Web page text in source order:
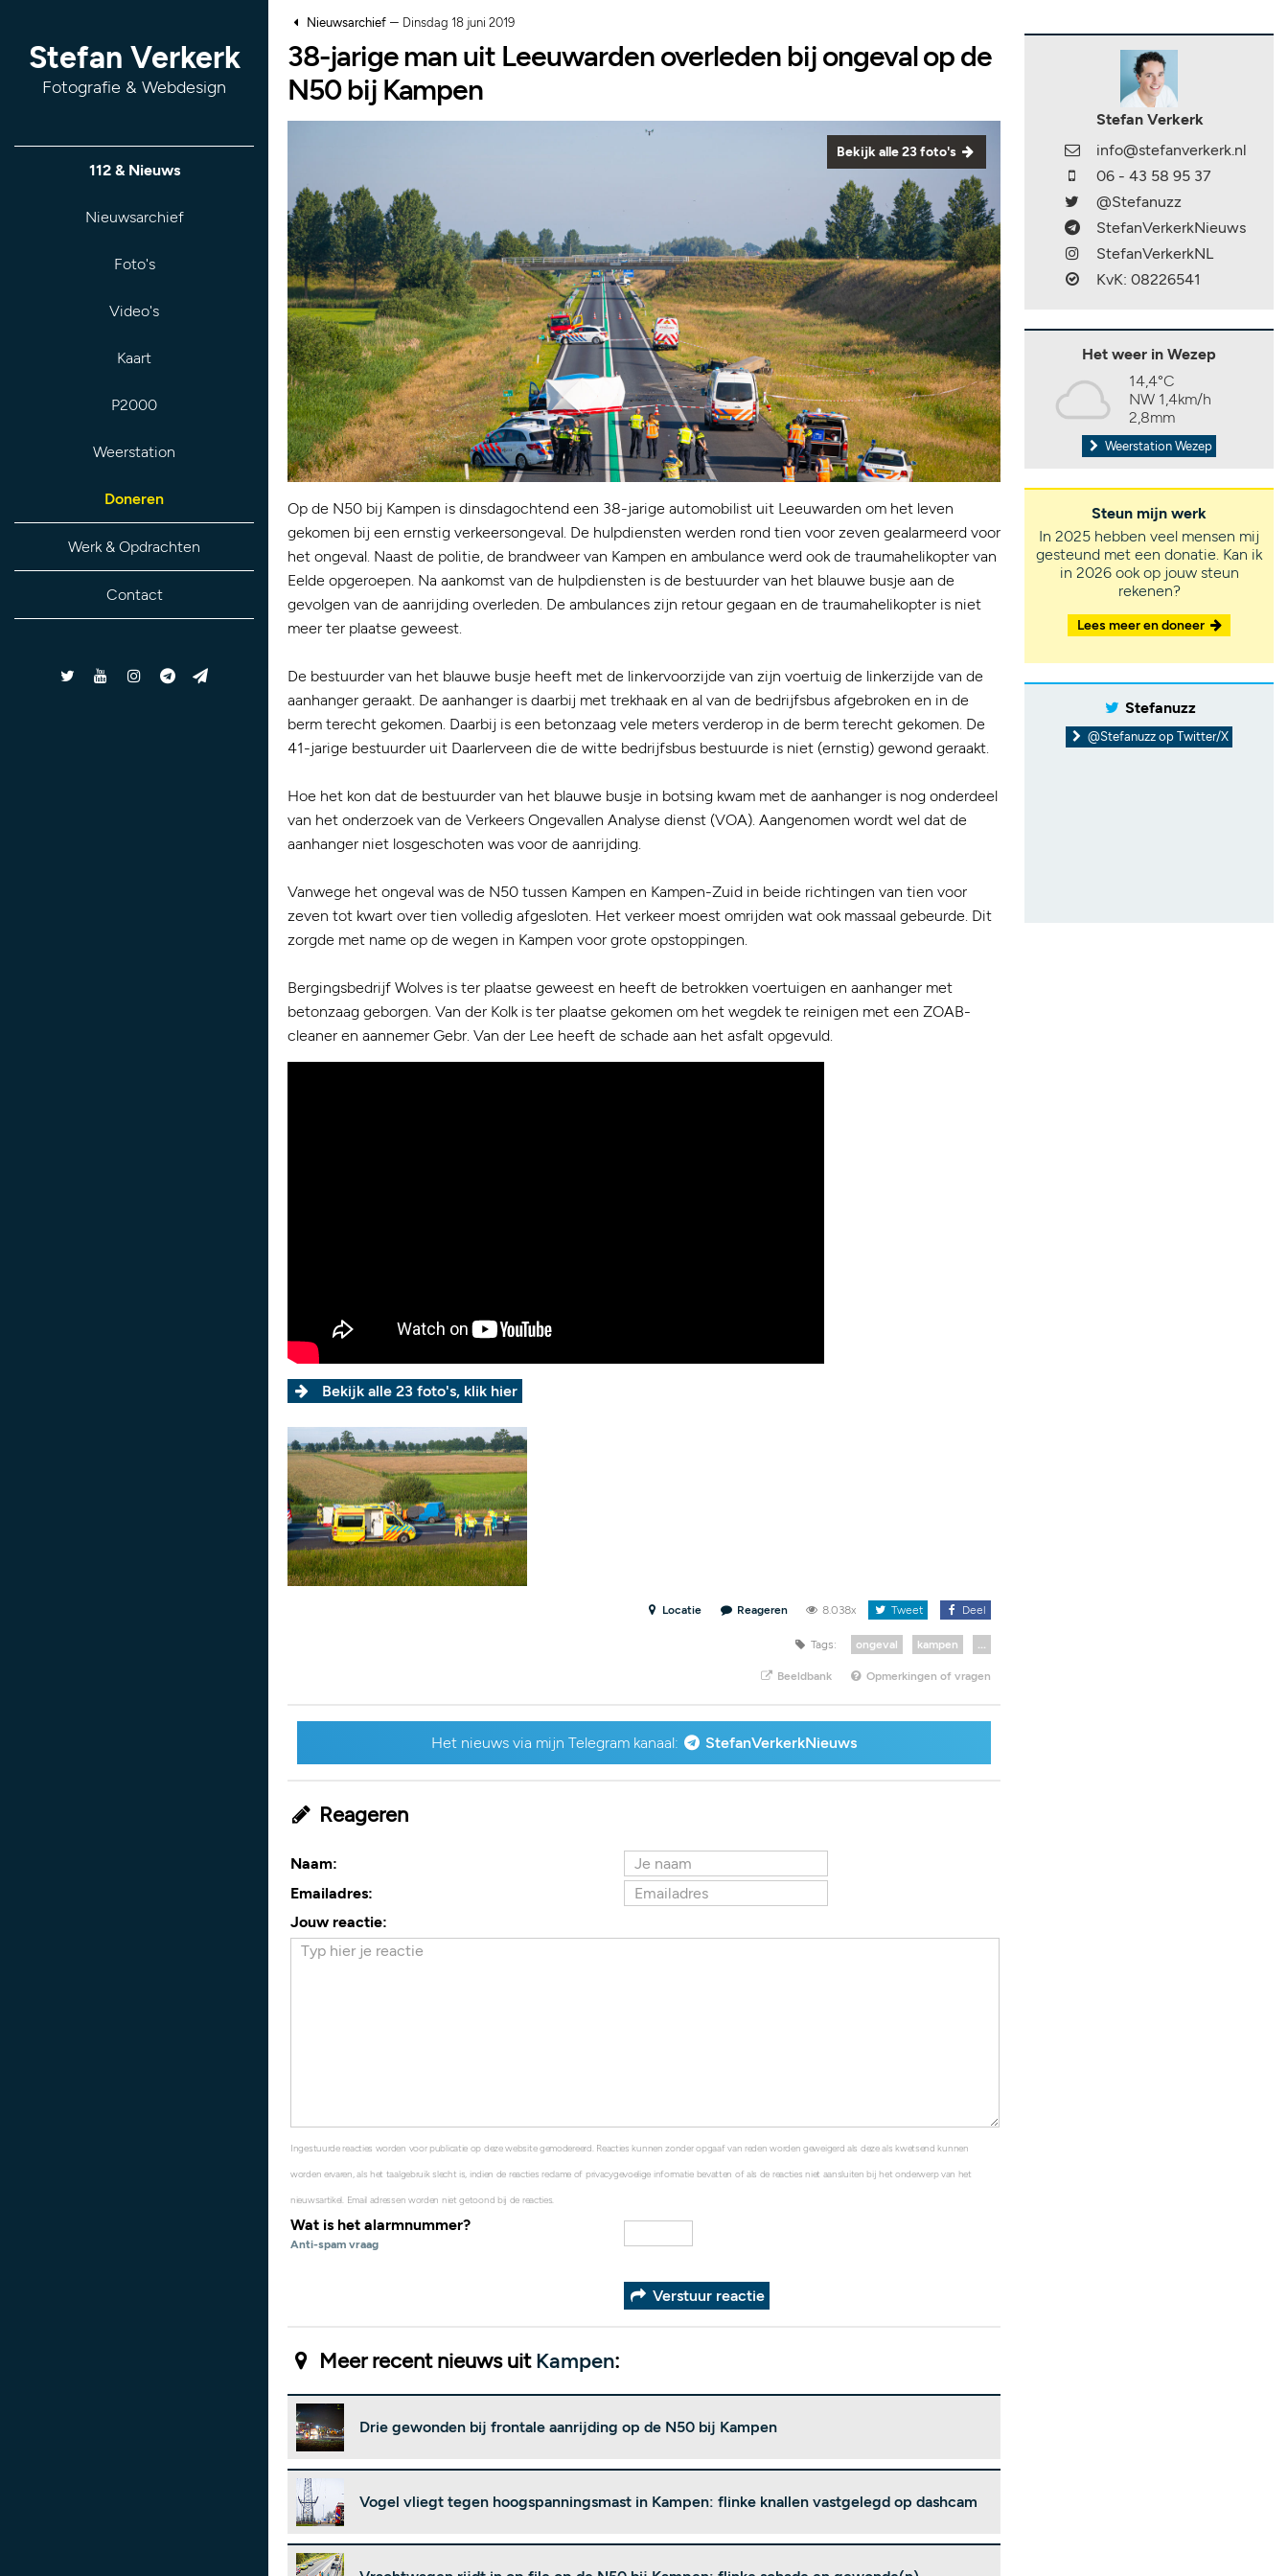
Stefan Verkerk
Fotografie & Webdesign
112 & Nieuws
Nieuwsarchief
Foto's
Video's
Kaart
P2000
Weerstation
Doneren
Werk & Opdrachten
Contact
Nieuwsarchief– Dinsdag 18 juni 2019
38-jarige man uit Leeuwarden overleden bij ongeval op de
N50 bij Kampen
Bekijk alle 23 foto's
Op de N50 bij Kampen is dinsdagochtend een 38-jarige automobilist uit Leeuwarden om het leven
gekomen bij een ernstig verkeersongeval. De hulpdiensten werden rond tien voor zeven gealarmeerd voor
het ongeval. Naast de politie, de brandweer van Kampen en ambulance werd ook de traumahelikopter van
Eelde opgeroepen. Na aankomst van de hulpdiensten is de bestuurder van het blauwe busje aan de
gevolgen van de aanrijding overleden. De ambulances zijn retour gegaan en de traumahelikopter is niet
meer ter plaatse geweest.
De bestuurder van het blauwe busje heeft met de linkervoorzijde van zijn voertuig de linkerzijde van de
aanhanger geraakt. De aanhanger is daarbij met trekhaak en al van de bedrijfsbus afgebroken en in de
berm terecht gekomen. Daarbij is een betonzaag vele meters verderop in de berm terecht gekomen. De
41-jarige bestuurder uit Daarlerveen die de witte bedrijfsbus bestuurde is niet (ernstig) gewond geraakt.
Hoe het kon dat de bestuurder van het blauwe busje in botsing kwam met de aanhanger is nog onderdeel
van het onderzoek van de Verkeers Ongevallen Analyse dienst (VOA). Aangenomen wordt wel dat de
aanhanger niet losgeschoten was voor de aanrijding.
Vanwege het ongeval was de N50 tussen Kampen en Kampen-Zuid in beide richtingen van tien voor
zeven tot kwart over tien volledig afgesloten. Het verkeer moest omrijden wat ook massaal gebeurde. Dit
zorgde met name op de wegen in Kampen voor grote opstoppingen.
Bergingsbedrijf Wolves is ter plaatse geweest en heeft de betrokken voertuigen en aanhanger met
betonzaag geborgen. Van der Kolk is ter plaatse gekomen om het wegdek te reinigen met een ZOAB-
cleaner en aannemer Gebr. Van der Lee heeft de schade aan het asfalt opgevuld.
Bekijk alle 23 foto's, klik hier
Locatie Reageren 8.038x Tweet Deel
Tags: ongeval kampen ...
Beeldbank Opmerkingen of vragen
Het nieuws via mijn Telegram kanaal: StefanVerkerkNieuws
Reageren
Naam:
Emailadres:
Jouw reactie:
Ingestuurde reacties worden voor publicatie op deze website gemodereerd. Reacties kunnen zonder opgaaf van reden worden geweigerd als deze als kwetsend kunnen
worden ervaren, als het taalgebruik slecht is, indien de reacties reclame of privacygevoelige informatie bevatten of als de reacties niet aansluiten bij het onderwerp van het
nieuwsartikel. Email adressen worden niet getoond bij de reacties.
Wat is het alarmnummer?
Anti-spam vraag
Verstuur reactie
Meer recent nieuws uitKampen:
Drie gewonden bij frontale aanrijding op de N50 bij Kampen
Vogel vliegt tegen hoogspanningsmast in Kampen: flinke knallen vastgelegd op dashcam
Stefan Verkerk
info@stefanverkerk.nl
06 - 43 58 95 37
@Stefanuzz
StefanVerkerkNieuws
StefanVerkerkNL
KvK: 08226541
Het weer in Wezep
14,4°C
NW 1,4km/h
2,8mm
Weerstation Wezep
Steun mijn werk
In 2025 hebben veel mensen mij
gesteund met een donatie. Kan ik
in 2026 ook op jouw steun
rekenen?
Lees meer en doneer
Stefanuzz
@Stefanuzz op Twitter/X